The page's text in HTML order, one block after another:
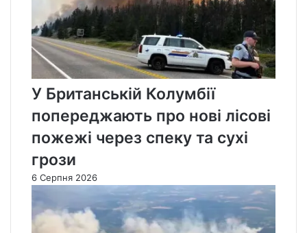
У Британській Колумбії
попереджають про нові лісові
пожежі через спеку та сухі
грози
6 Серпня 2026